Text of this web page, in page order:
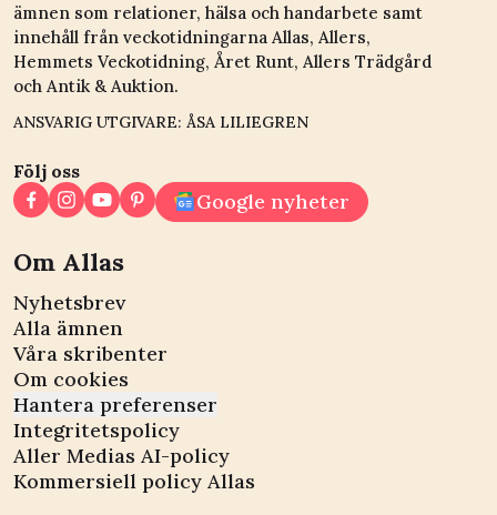
ämnen som relationer, hälsa och handarbete samt
innehåll från veckotidningarna Allas, Allers,
Hemmets Veckotidning, Året Runt, Allers Trädgård
och Antik & Auktion.
ANSVARIG UTGIVARE: ÅSA LILIEGREN
Följ oss
Google nyheter
Om Allas
Nyhetsbrev
Alla ämnen
Våra skribenter
Om cookies
Hantera preferenser
Integritetspolicy
Aller Medias AI-policy
Kommersiell policy Allas